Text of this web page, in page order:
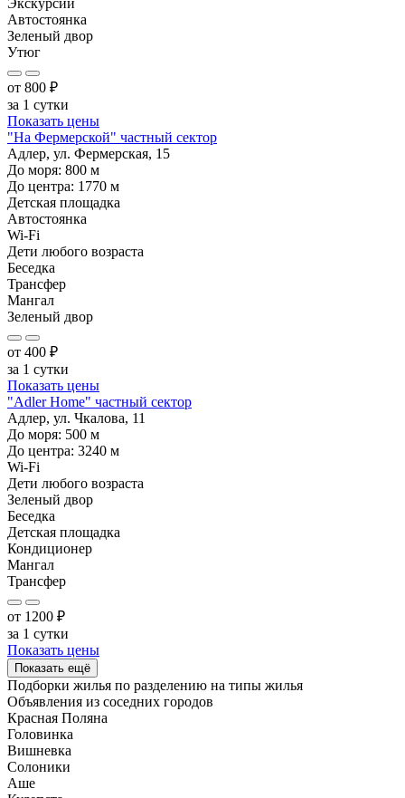
Автостоянка
Зеленый двор
Утюг
от 800 ₽
за 1 сутки
Показать цены
"На Фермерской" частный сектор
Адлер, ул. Фермерская, 15
До моря: 800 м
До центра: 1770 м
Детская площадка
Автостоянка
Wi-Fi
Дети любого возраста
Беседка
Трансфер
Мангал
Зеленый двор
от 400 ₽
за 1 сутки
Показать цены
"Adler Home" частный сектор
Адлер, ул. Чкалова, 11
До моря: 500 м
До центра: 3240 м
Wi-Fi
Дети любого возраста
Зеленый двор
Беседка
Детская площадка
Кондиционер
Мангал
Трансфер
от 1200 ₽
за 1 сутки
Показать цены
Показать ещё
Подборки жилья по разделению на типы жилья
Объявления из соседних городов
Красная Поляна
Головинка
Вишневка
Солоники
Аше